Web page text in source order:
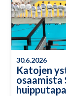
30.6.2026
Katojen
osaamista